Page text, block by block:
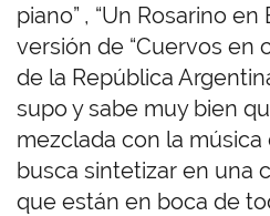
piano” , “Un Rosarino en
versión de “Cuervos en
de la República
supo y sabe muy bien
mezclada con la
busca sintetizar en una
que están en boca de